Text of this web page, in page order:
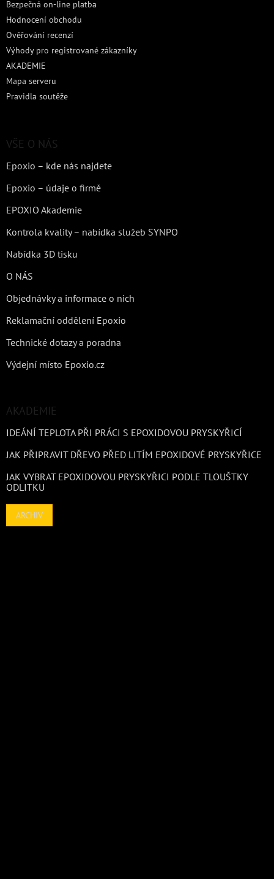
Bezpečná on-line platba
Hodnocení obchodu
Ověřování recenzí
Výhody pro registrované zákazníky
AKADEMIE
Mapa serveru
Pravidla soutěže
VŠE O NÁS
Epoxio – kde nás najdete
Epoxio – údaje o firmě
EPOXIO Akademie
Kontrola kvality – nabídka služeb SYNPO
Nabídka 3D tisku
O NÁS
Objednávky a informace o nich
Reklamační oddělení Epoxio
Technické dotazy a poradna
Výdejní místo Epoxio.cz
AKADEMIE
IDEÁNÍ TEPLOTA PŘI PRÁCI S EPOXIDOVOU PRYSKYŘICÍ
JAK PŘIPRAVIT DŘEVO PŘED LITÍM EPOXIDOVÉ PRYSKYŘICE
JAK VYBRAT EPOXIDOVOU PRYSKYŘICI PODLE TLOUŠTKY
ODLITKU
ARCHIV